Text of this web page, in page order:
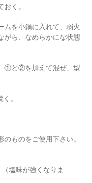
く。
を小鍋に入れて、弱火
がら、なめらかにな状態
①と②を加えて混ぜ、型
。
ものをご使用下さい。
塩味が強くなりま